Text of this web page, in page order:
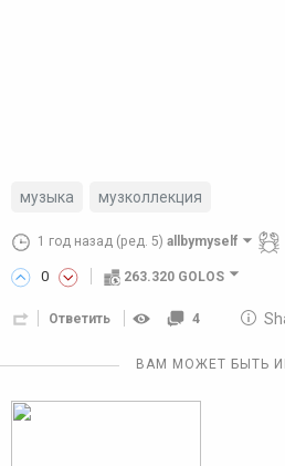
музыка музколлекция
1 год назад (ред. 5) allbymyself
0 263.320 GOLOS
Ответить 4 10
ВАМ МОЖЕТ БЫТЬ